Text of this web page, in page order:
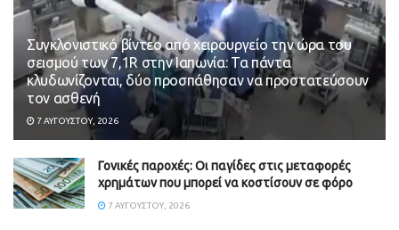
Συγκλονιστικό βίντεο από χειρουργείο την ώρα του
σεισμού των 7,1R στην Ιαπωνία: Τα πάντα
κλυδωνίζονται, δύο προσπάθησαν να προστατεύσουν
τον ασθενή
7 ΑΥΓΟΎΣΤΟΥ, 2026
Γονικές παροχές: Οι παγίδες στις μεταφορές
χρημάτων που μπορεί να κοστίσουν σε φόρο
7 ΑΥΓΟΎΣΤΟΥ, 2026